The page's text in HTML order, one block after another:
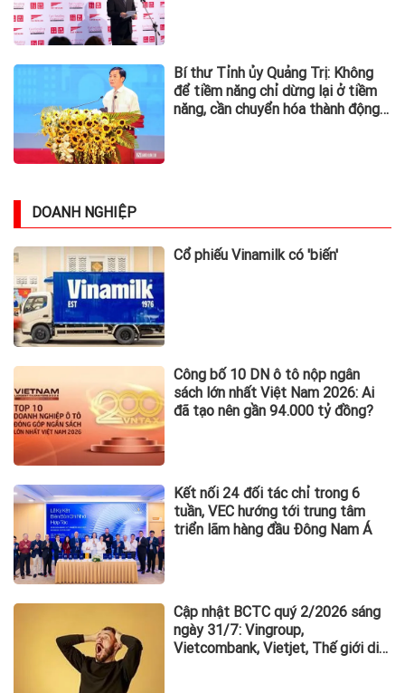
Bí thư Tỉnh ủy Quảng Trị: Không
để tiềm năng chỉ dừng lại ở tiềm
năng, cần chuyển hóa thành động
DOANH NGHIỆP
Cổ phiếu Vinamilk có 'biến'
Công bố 10 DN ô tô nộp ngân
sách lớn nhất Việt Nam 2026: Ai
đã tạo nên gần 94.000 tỷ đồng?
Kết nối 24 đối tác chỉ trong 6
tuần, VEC hướng tới trung tâm
triển lãm hàng đầu Đông Nam Á
Cập nhật BCTC quý 2/2026 sáng
ngày 31/7: Vingroup,
Vietcombank, Vietjet, Thế giới di